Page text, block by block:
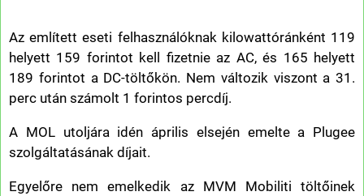
Az említett eseti felhasználóknak kilowattóránként 119
helyett 159 forintot kell fizetnie az AC, és 165 helyett
189 forintot a DC-töltőkön. Nem változik viszont a 31.
perc után számolt 1 forintos percdíj.
A MOL utoljára idén április elsején emelte a Plugee
szolgáltatásának díjait.
Egyelőre nem emelkedik az MVM Mobiliti töltőinek